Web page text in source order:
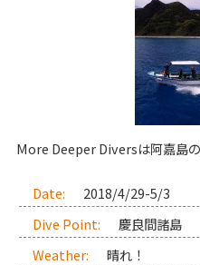
More Deeper Diversは阿嘉島
Date:
2018/4/29-5/3
Dive Point:
慶良間諸島
Weather:
晴れ！